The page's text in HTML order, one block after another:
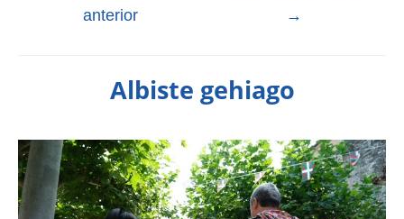
anterior
→
Albiste gehiago